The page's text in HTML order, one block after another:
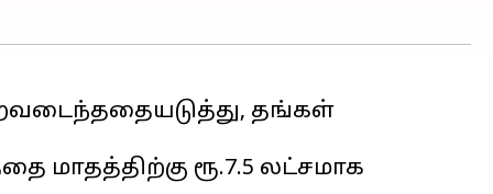
தங்கள்
மாதத்திற்கு ரூ.7.5 லட்சமாக